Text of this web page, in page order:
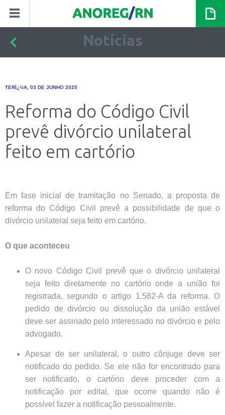
Notícias
TERÏ¿½A, 03 DE JUNHO 2025
Reforma do Código Civil
prevê divórcio unilateral
feito em cartório
Em fase inicial de tramitação no Senado, a proposta de
reforma do Código Civil prevê a possibilidade de que o
divórcio unilateral seja feito em cartório.
O que aconteceu
O novo Código Civil prevê que o divórcio unilateral
seja feito diretamente no cartório onde a união foi
registrada, segundo o artigo 1.582-A da reforma. O
pedido de divórcio ou dissolução da união estável
deve ser assinado pelo interessado no divórcio e pelo
advogado.
Apesar de ser unilateral, o outro cônjuge deve ser
notificado do pedido. Se ele não for encontrado para
ser notificado, o cartório deve proceder com a
notificação por edital, que ocorre quando não é
possível fazer a notificação pessoalmente.